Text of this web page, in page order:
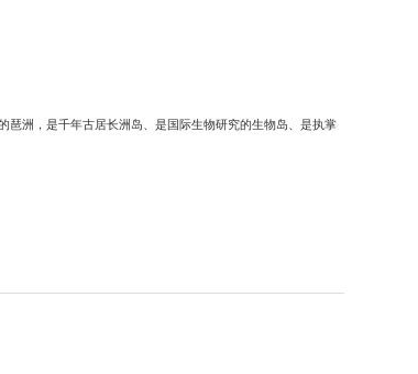
洲，是千年古居长洲岛、是国际生物研究的生物岛、是执掌